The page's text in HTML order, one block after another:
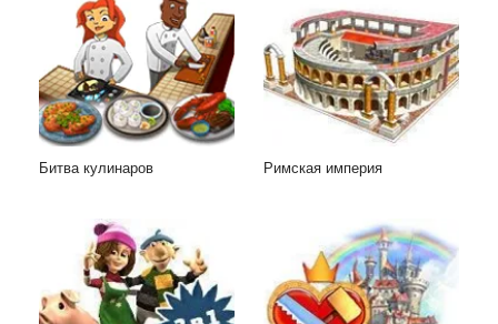
Битва кулинаров Римская империя